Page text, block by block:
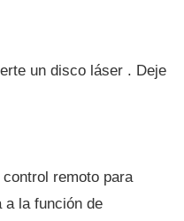
un disco láser . Deje
remoto para
a la función de